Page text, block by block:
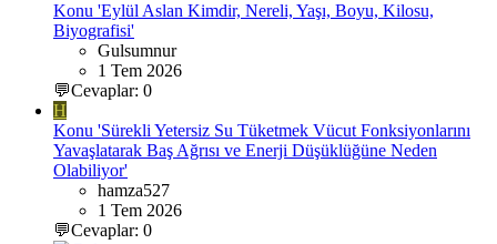
Konu 'Eylül Aslan Kimdir, Nereli, Yaşı, Boyu, Kilosu,
Biyografisi'
Gulsumnur
1 Tem 2026
💬Cevaplar: 0
H
Konu 'Sürekli Yetersiz Su Tüketmek Vücut Fonksiyonlarını
Yavaşlatarak Baş Ağrısı ve Enerji Düşüklüğüne Neden
Olabiliyor'
hamza527
1 Tem 2026
💬Cevaplar: 0